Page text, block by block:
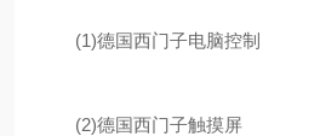
(1)德国西门子电脑控制
(2)德国西门子触摸屏